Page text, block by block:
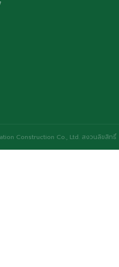
Construction Co., Ltd. สงวนลิขสิทธิ์